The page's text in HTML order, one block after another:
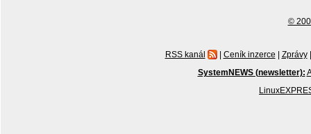
©
RSS kanál | Ceník inzerce | Zprávy |
SystemNEWS (newsletter):